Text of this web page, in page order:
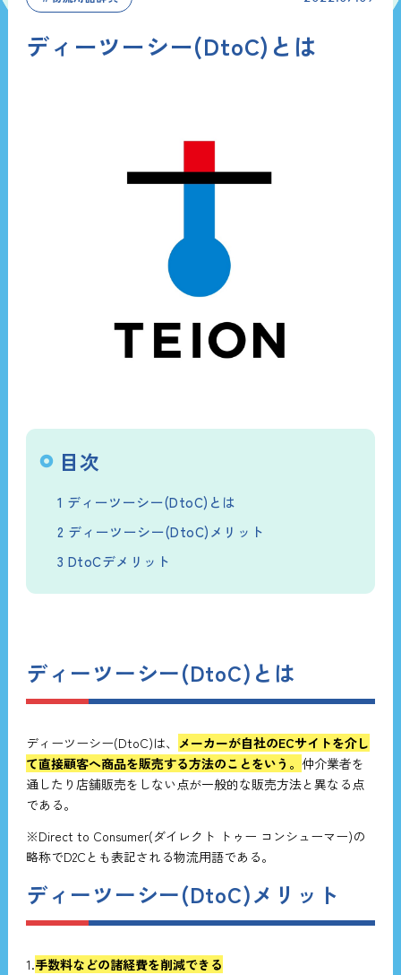
ディーツーシー(DtoC)とは
目次
1 ディーツーシー(DtoC)とは
2 ディーツーシー(DtoC)メリット
3 DtoCデメリット
ディーツーシー(DtoC)とは
ディーツーシー(DtoC)は、 メーカーが自社のECサイトを介し
て直接顧客へ商品を販売する方法のことをいう。 仲介業者を
通したり店舗販売をしない点が一般的な販売方法と異なる点
である。
※Direct to Consumer(ダイレクト トゥー コンシューマー)の
略称でD2Cとも表記される物流用語である。
ディーツーシー(DtoC)メリット
1.手数料などの諸経費を削減できる